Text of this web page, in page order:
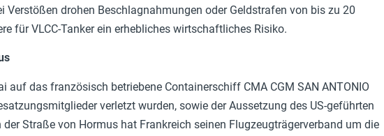
Verstößen drohen Beschlagnahmungen oder Geldstrafen von bis zu 20
für VLCC-Tanker ein erhebliches wirtschaftliches Risiko.
das französisch betriebene Containerschiff CMA CGM SAN ANTONIO
verletzt wurden, sowie der Aussetzung des US-geführten
der Straße von Hormus hat Frankreich seinen Flugzeugträgerverband um die